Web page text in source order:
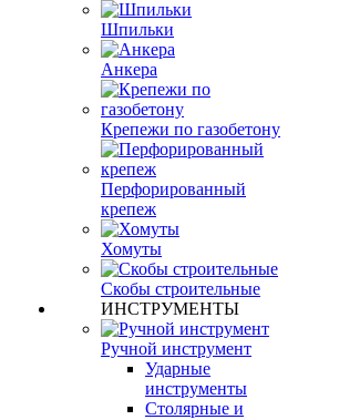
Шпильки
Анкера
Крепежи по газобетону
Перфорированный
крепеж
Хомуты
Скобы строительные
ИНСТРУМЕНТЫ
Ручной инструмент
Ударные
инструменты
Столярные и